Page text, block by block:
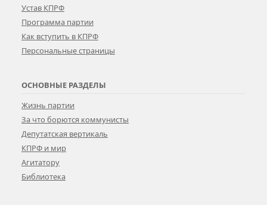
Устав КПРФ
Программа партии
Как вступить в КПРФ
Персональные страницы
ОСНОВНЫЕ РАЗДЕЛЫ
Жизнь партии
За что борются коммунисты
Депутатская вертикаль
КПРФ и мир
Агитатору
Библиотека